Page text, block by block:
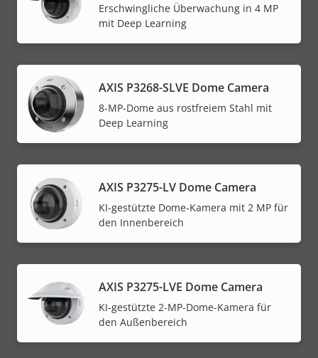
Erschwingliche Überwachung in 4 MP
mit Deep Learning
AXIS P3268-SLVE Dome Camera
8-MP-Dome aus rostfreiem Stahl mit
Deep Learning
AXIS P3275-LV Dome Camera
KI-gestützte Dome-Kamera mit 2 MP für
den Innenbereich
AXIS P3275-LVE Dome Camera
KI-gestützte 2-MP-Dome-Kamera für
den Außenbereich